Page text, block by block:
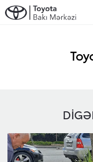
Servis və zəmanət
Xüsusi təkliflər